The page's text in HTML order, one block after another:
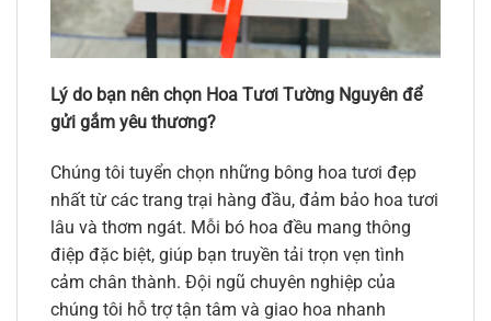
Lý do bạn nên chọn Hoa Tươi Tường Nguyên để
gửi gắm yêu thương?
Chúng tôi tuyển chọn những bông hoa tươi đẹp
nhất từ các trang trại hàng đầu, đảm bảo hoa tươi
lâu và thơm ngát. Mỗi bó hoa đều mang thông
điệp đặc biệt, giúp bạn truyền tải trọn vẹn tình
cảm chân thành. Đội ngũ chuyên nghiệp của
chúng tôi hỗ trợ tận tâm và giao hoa nhanh